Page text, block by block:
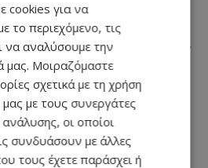
του εγκληματικά
καλούμαστε να
ολόκληρης
ένας δεσμοφύλακας
δύο
100 έως 120
cookies για να
το περιεχόμενο, τις
να αναλύσουμε την
μας. Μοιραζόμαστε
σχετικά με τη χρήση
με τους συνεργάτες
ανάλυσης, οι οποίοι
συνδυάσουν με άλλες
τους έχετε παράσχει ή